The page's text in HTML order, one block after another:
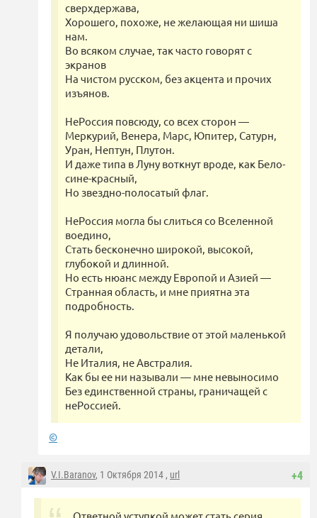
сверхдержава,
Хорошего, похоже, не желающая ни шиша
нам.
Во всяком случае, так часто говорят с
экранов
На чистом русском, без акцента и прочих
изъянов.
НеРоссия повсюду, со всех сторон —
Меркурий, Венера, Марс, Юпитер, Сатурн,
Уран, Нептун, Плутон.
И даже типа в Луну воткнут вроде, как Бело-
сине-красный,
Но звездно-полосатый флаг.
НеРоссия могла бы слиться со Вселенной
воедино,
Стать бесконечно широкой, высокой,
глубокой и длинной.
Но есть нюанс между Европой и Азией —
Странная область, и мне приятна эта
подробность.
Я получаю удовольствие от этой маленькой
детали,
Не Италия, не Австралия.
Как бы ее ни называли — мне невыносимо
Без единственной страны, граничащей с
неРоссией.
©
+4
V.I.Baranov, 1 Октября 2014 , url